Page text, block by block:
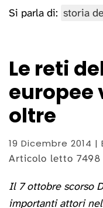
Si parla di: storia
Le reti
europee
oltre
19 Dicembre 2014 |
Articolo letto 7498
Il 7 ottobre scorso
importanti attori